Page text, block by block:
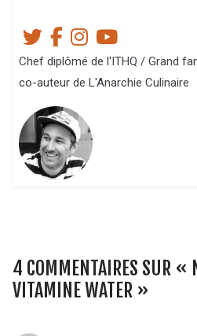
Chef diplômé de l'ITHQ / Grand
co-auteur de L'Anarchie Culinaire
4 COMMENTAIRES SUR «
VITAMINE WATER »